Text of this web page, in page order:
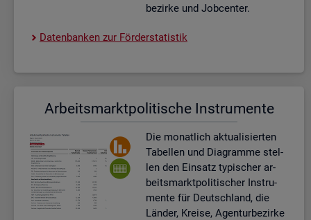
be­zir­ke und Job­cen­ter.
Da­ten­ban­ken zur För­der­sta­tis­tik
Ar­beits­markt­po­li­ti­sche In­stru­men­te
Die mo­nat­lich ak­tua­li­sier­ten
Ta­bel­len und Dia­gram­me stel­
len den Ein­satz ty­pi­scher ar­
beits­markt­po­li­ti­scher In­stru­
men­te für Deutsch­land, die
Län­der, Krei­se, Agen­tur­be­zir­ke